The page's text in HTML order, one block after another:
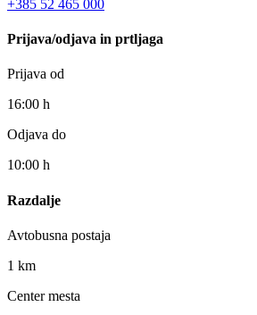
+385 52 465 000
Prijava/odjava in prtljaga
Prijava od
16:00 h
Odjava do
10:00 h
Razdalje
Avtobusna postaja
1 km
Center mesta